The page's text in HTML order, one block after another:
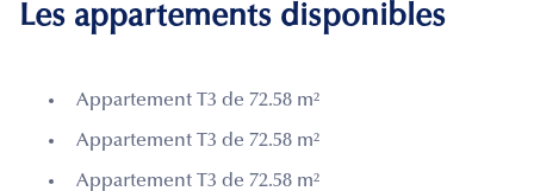
Les appartements disponibles
Appartement T3 de 72.58 m²
Appartement T3 de 72.58 m²
Appartement T3 de 72.58 m²